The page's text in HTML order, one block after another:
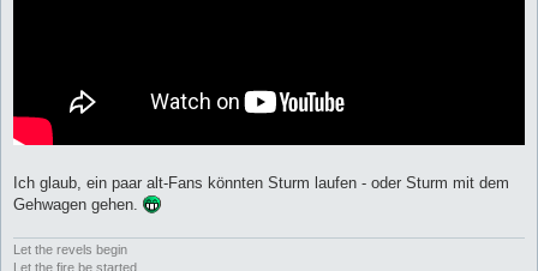
Ich glaub, ein paar alt-Fans könnten Sturm laufen - oder Sturm mit dem
Gehwagen gehen.
Let the revels begin
Let the fire be started